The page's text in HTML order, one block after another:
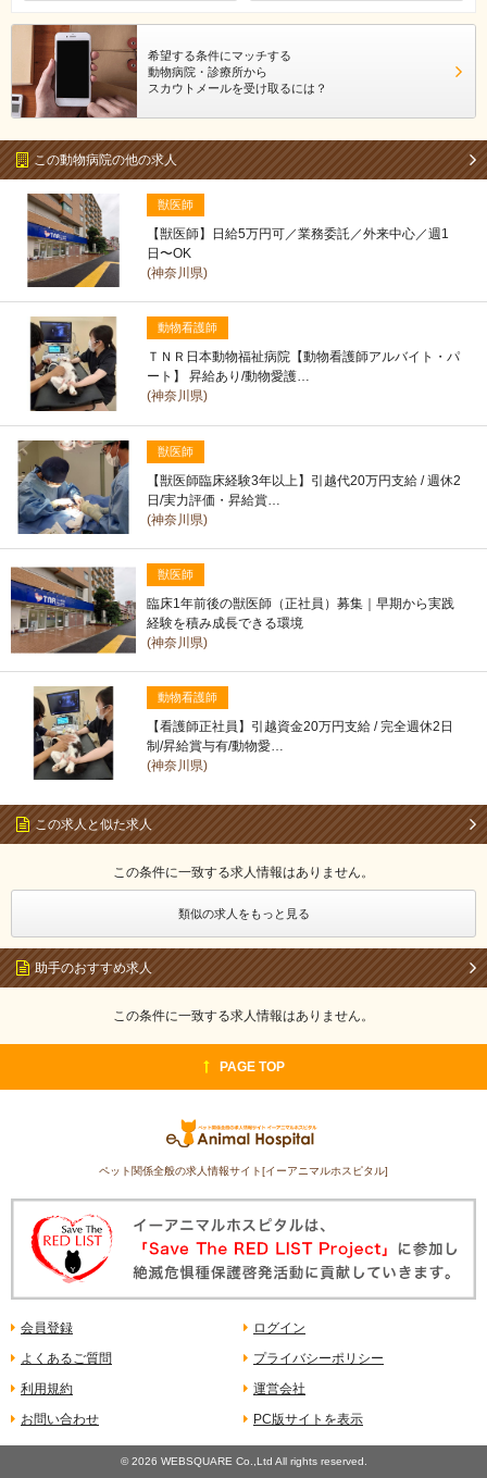
希望する条件にマッチする
動物病院・診療所から
スカウトメールを受け取るには？
この動物病院の他の求人
獣医師
【獣医師】日給5万円可／業務委託／外来中心／週1
日〜OK
(神奈川県)
動物看護師
ＴＮＲ日本動物福祉病院【動物看護師アルバイト・パ
ート】 昇給あり/動物愛護…
(神奈川県)
獣医師
【獣医師臨床経験3年以上】引越代20万円支給 / 週休2
日/実力評価・昇給賞…
(神奈川県)
獣医師
臨床1年前後の獣医師（正社員）募集｜早期から実践
経験を積み成長できる環境
(神奈川県)
動物看護師
【看護師正社員】引越資金20万円支給 / 完全週休2日
制/昇給賞与有/動物愛…
(神奈川県)
この求人と似た求人
この条件に一致する求人情報はありません。
類似の求人をもっと見る
助手のおすすめ求人
この条件に一致する求人情報はありません。
PAGE TOP
ペット関係全般の求人情報サイト[イーアニマルホスピタル]
会員登録
ログイン
よくあるご質問
プライバシーポリシー
利用規約
運営会社
お問い合わせ
PC版サイトを表示
©2026 WEBSQUARE Co.,Ltd All rights reserved.